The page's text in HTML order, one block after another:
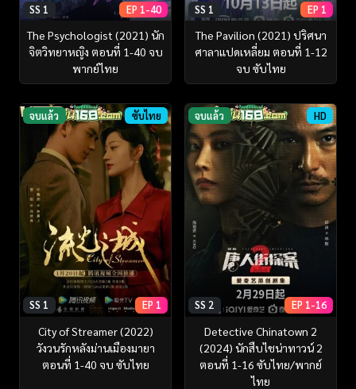
SS 1 EP 1-40
The Psychologist (2021) นัก
จิตวิทยาหญิง ตอนที่ 1-40 จบ
พากย์ไทย
SS 1 EP 1
The Pavilion (2021) ปริศนา
ศาลาแปดเหลี่ยม ตอนที่ 1-12
จบ ซับไทย
จบแล้ว ซับไทย
SS 1 EP 1
City of Streamer (2022)
วังวนรักหลังม่านเมืองมายา
ตอนที่ 1-40 จบ ซับไทย
จบแล้ว HD
SS 2 EP 1-16
Detective Chinatown 2
(2024) นักสืบไชน่าทาวน์ 2
ตอนที่ 1-16 ซับไทย/พากย์
ไทย